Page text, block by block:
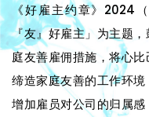
《好雇主约章》2024
『友』好雇主」为主题
庭友善雇佣措施，将心
缔造家庭友善的工作环
增加雇员对公司的归属